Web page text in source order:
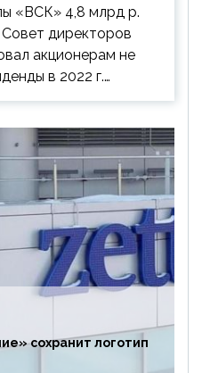
«ВСК» 4,8 млрд р.
Совет директоров
акционерам не
в 2022 г.…
сохранит логотип